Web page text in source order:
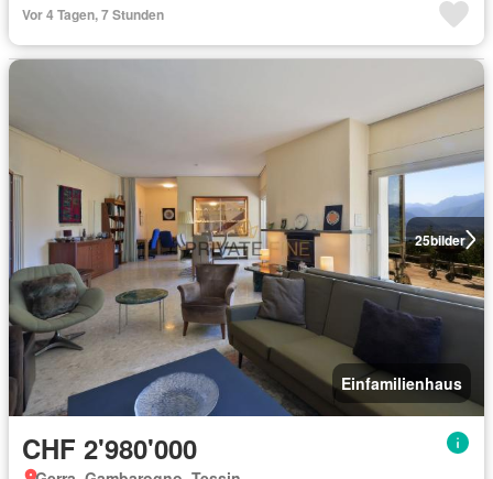
Vor 4 Tagen, 7 Stunden
25bilder
Einfamilienhaus
CHF 2'980'000